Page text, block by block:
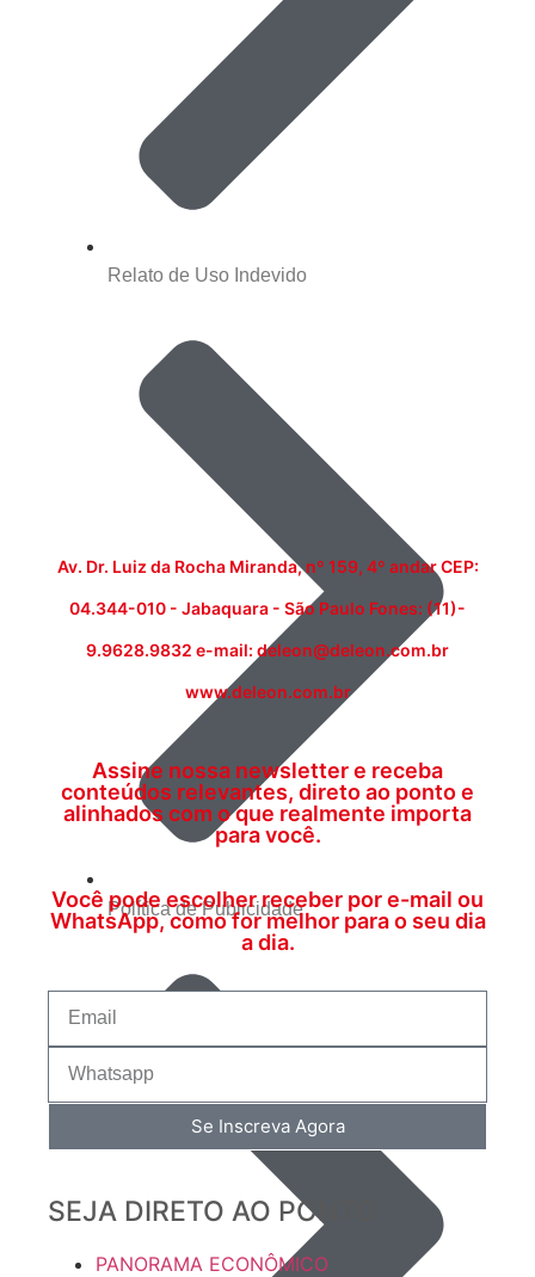
Relato de Uso Indevido
Política de Publicidade
Av. Dr. Luiz da Rocha Miranda, nº 159, 4º andar CEP:
04.344-010 - Jabaquara - São Paulo Fones: (11)-
9.9628.9832 e-mail: deleon@deleon.com.br
www.deleon.com.br
Assine nossa newsletter e receba
conteúdos relevantes, direto ao ponto e
alinhados com o que realmente importa
para você.
Você pode escolher receber por e-mail ou
WhatsApp, como for melhor para o seu dia
a dia.
Se Inscreva Agora
SEJA DIRETO AO PONTO
PANORAMA ECONÔMICO